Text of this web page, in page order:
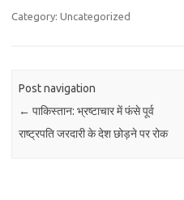
Category: Uncategorized
Post navigation
← पाकिस्तान: भ्रष्टाचार में फंसे पूर्व
राष्ट्रपति जरदारी के देश छोड़ने पर रोक